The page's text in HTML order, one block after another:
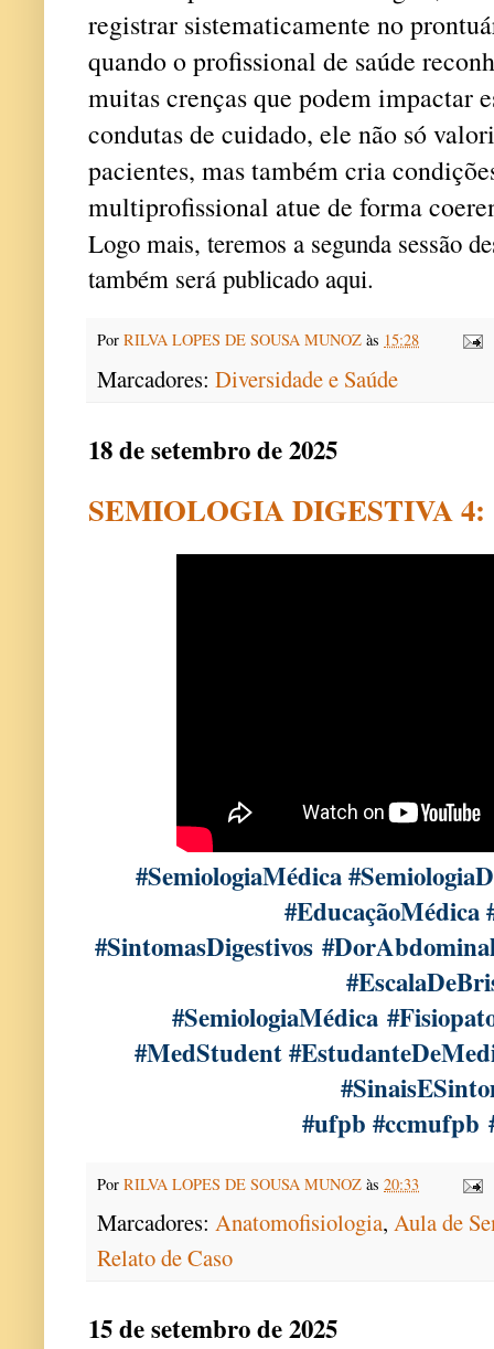
registrar sistematicamente no
quando o profissional de saúde
muitas crenças que podem impactar
condutas de cuidado, ele não só
pacientes, mas também cria
multiprofissional atue de forma
Logo mais, teremos a segunda sessão
também será publicado aqui.
Por RILVA LOPES DE SOUSA MUNOZ às 15:28
Marcadores: Diversidade e Saúde
18 de setembro de 2025
SEMIOLOGIA DIGESTIVA 4:
#SemiologiaMédica
#EducaçãoMédica
#SintomasDigestivos
#SemiologiaMédica
#MedStudent
#ufpb #ccmufpb
Por RILVA LOPES DE SOUSA MUNOZ às 20:33
Marcadores: Anatomofisiologia, Aula de
Relato de Caso
15 de setembro de 2025